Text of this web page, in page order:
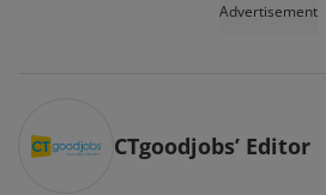
Advertisement
CTgoodjobs’ Editor